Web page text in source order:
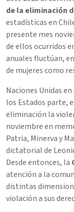
de la eliminación
estadísticas en
presente mes
de ellos ocurridos
anuales fluctúan,
de mujeres como
Naciones Unidas
los Estados parte,
eliminación la
noviembre en
Patria, Minerva y
dictatorial de
Desde entonces, la
atención a la
distintas
violación a sus